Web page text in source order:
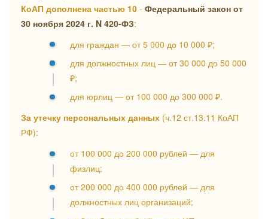
КоАП дополнена частью 10 - Федеральный закон от
30 ноября 2024 г. N 420-ФЗ:
для граждан — от 5 000 до 10 000 ₽;
для должностных лиц — от 30 000 до 50 000
₽;
для юрлиц — от 100 000 до 300 000 ₽.
За утечку персональных данных (ч.12 ст.13.11 КоАП
РФ):
от 100 000 до 200 000 рублей — для
физлиц;
от 200 000 до 400 000 рублей — для
должностных лиц организаций;